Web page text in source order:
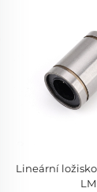
Lineární
LM